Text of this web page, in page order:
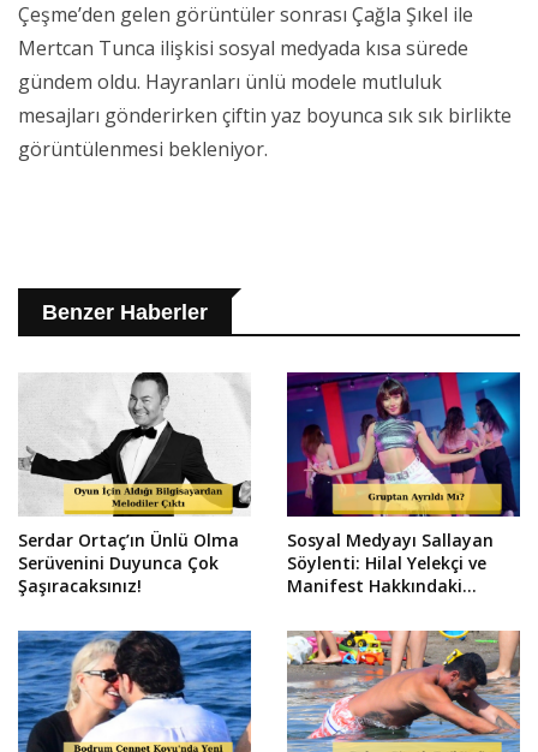
Çeşme’den gelen görüntüler sonrası Çağla Şıkel ile
Mertcan Tunca ilişkisi sosyal medyada kısa sürede
gündem oldu. Hayranları ünlü modele mutluluk
mesajları gönderirken çiftin yaz boyunca sık sık birlikte
görüntülenmesi bekleniyor.
Benzer Haberler
Serdar Ortaç’ın Ünlü Olma
Serüvenini Duyunca Çok
Şaşıracaksınız!
Sosyal Medyayı Sallayan
Söylenti: Hilal Yelekçi ve
Manifest Hakkındaki